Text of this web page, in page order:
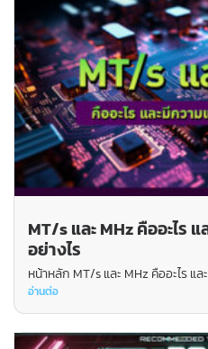
MT/s และ MHz คืออะไร
อย่างไร
หน้าหลัก MT/s และ MHz คืออะไร แ
อ่านต่อ